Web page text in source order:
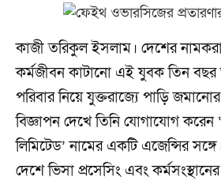
কাজী তরিকুল ইসলাম। দেশের নামকরা
কর্মজীবন কাটানো এই যুবক তিন বছর
পরিবার নিয়ে যুক্তরাজ্যে পাড়ি
বিজ্ঞাপন দেখে তিনি যোগাযোগ
লিমিটেড’ নামের একটি এজেন্সির
দেশে ভিসা প্রসেসিং এবং